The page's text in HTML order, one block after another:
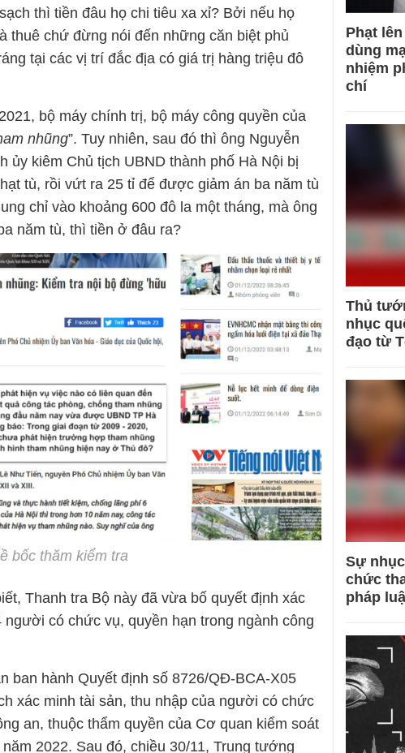
thì tiền đâu họ chi tiêu xa xỉ? Bởi nếu họ
thuê chứ đừng nói đến những căn biệt phủ
tại các vị trí đắc địa có giá trị hàng triệu đô
bộ máy chính trị, bộ máy công quyền của
nhũng”. Tuy nhiên, sau đó thì ông Nguyễn
ủy kiêm Chủ tịch UBND thành phố Hà Nội bị
tù, rồi vứt ra 25 tỉ để được giảm án ba năm tù
chỉ vào khoảng 600 đô la một tháng, mà ông
năm tù, thì tiền ở đâu ra?
bốc thăm kiểm tra
Thanh tra Bộ này đã vừa bố quyết định xác
người có chức vụ, quyền hạn trong ngành công
ban hành Quyết định số 8726/QĐ-BCA-X05
xác minh tài sản, thu nhập của người có chức
an, thuộc thẩm quyền của Cơ quan kiểm soát
2022. Sau đó, chiều 30/11, Trung tướng
Phạt
dùng
nhiệm
chí
Thủ
nhục
đạo từ
Sự
chức
pháp